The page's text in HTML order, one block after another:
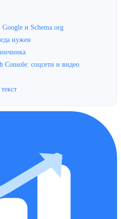
и Schema.org
нужен
Console: соцсети и видео